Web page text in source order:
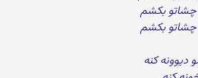
بکشم
بکشم
دیوونه کنه